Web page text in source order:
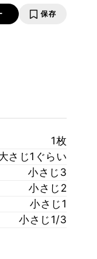
保存
1枚
さじ1ぐらい
小さじ3
小さじ2
小さじ1
小さじ1/3